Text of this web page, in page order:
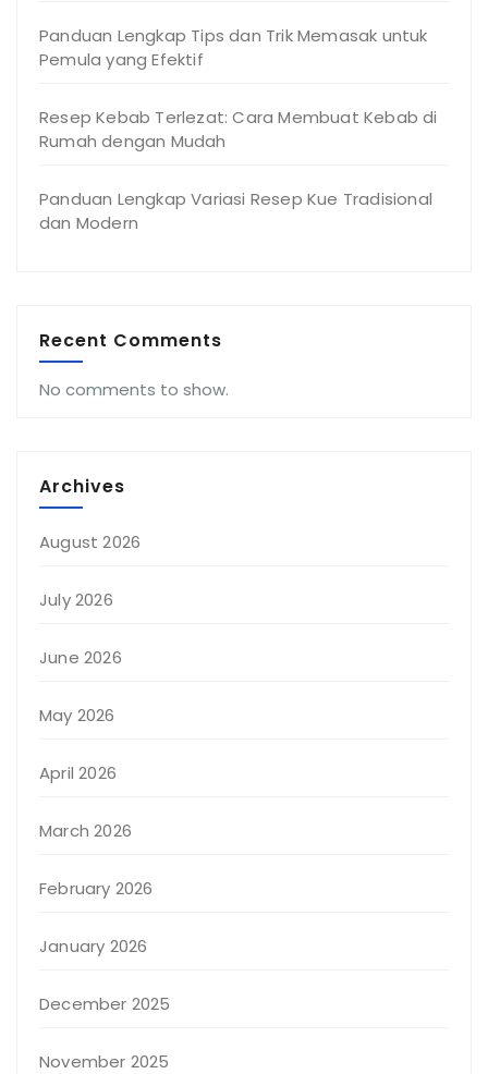
Panduan Lengkap Tips dan Trik Memasak untuk
Pemula yang Efektif
Resep Kebab Terlezat: Cara Membuat Kebab di
Rumah dengan Mudah
Panduan Lengkap Variasi Resep Kue Tradisional
dan Modern
Recent Comments
No comments to show.
Archives
August 2026
July 2026
June 2026
May 2026
April 2026
March 2026
February 2026
January 2026
December 2025
November 2025